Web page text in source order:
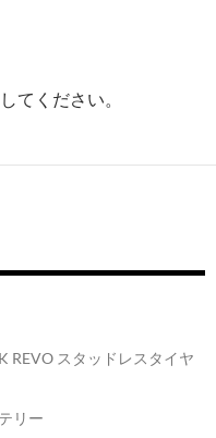
してください。
REVO スタッドレスタイヤ
リー